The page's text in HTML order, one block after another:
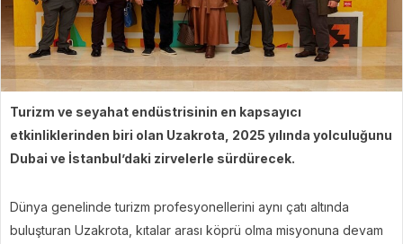
Turizm ve seyahat endüstrisinin en kapsayıcı
etkinliklerinden biri olan Uzakrota, 2025 yılında yolculuğunu
Dubai ve İstanbul’daki zirvelerle sürdürecek.
Dünya genelinde turizm profesyonellerini aynı çatı altında
buluşturan Uzakrota, kıtalar arası köprü olma misyonuna devam